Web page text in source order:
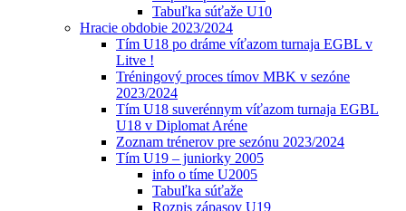
Tabuľka súťaže U10
Hracie obdobie 2023/2024
Tím U18 po dráme víťazom turnaja EGBL v
Litve !
Tréningový proces tímov MBK v sezóne
2023/2024
Tím U18 suverénnym víťazom turnaja EGBL
U18 v Diplomat Aréne
Zoznam trénerov pre sezónu 2023/2024
Tím U19 – juniorky 2005
info o tíme U2005
Tabuľka súťaže
Rozpis zápasov U19